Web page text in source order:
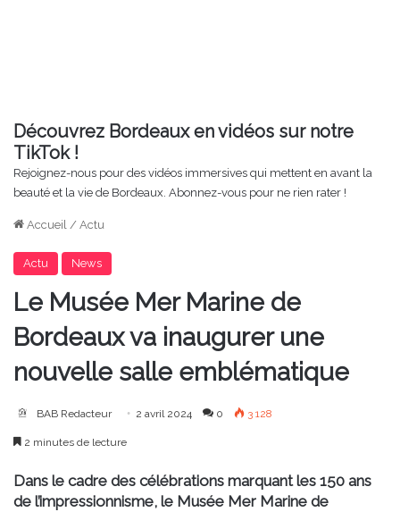
Découvrez Bordeaux en vidéos sur notre
TikTok !
Rejoignez-nous pour des vidéos immersives qui mettent en avant la
beauté et la vie de Bordeaux. Abonnez-vous pour ne rien rater !
Accueil / Actu
Actu News
Le Musée Mer Marine de
Bordeaux va inaugurer une
nouvelle salle emblématique
BAB Redacteur 2 avril 2024 0 3 128
2 minutes de lecture
Dans le cadre des célébrations marquant les 150 ans
de l’impressionnisme, le Musée Mer Marine de